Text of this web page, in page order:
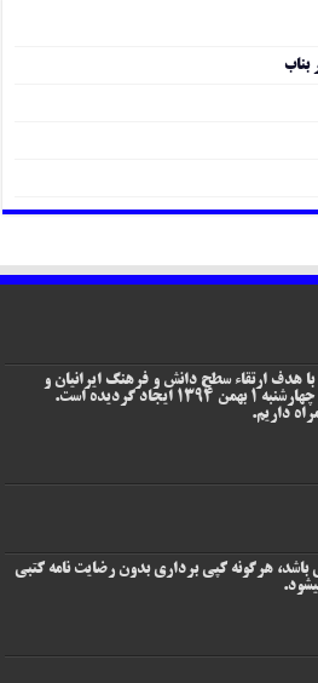
بناب
هدف ارتقاء سطح دانش و فرهنگ ایرانیان و
خدمت رسانی به هم میهنان گرامی در چهارشنبه 1 بهمن 1394 ایجاد گردیده است.
داریم.
هرگونه کپی برداری بدون رضایت نامه کتبی